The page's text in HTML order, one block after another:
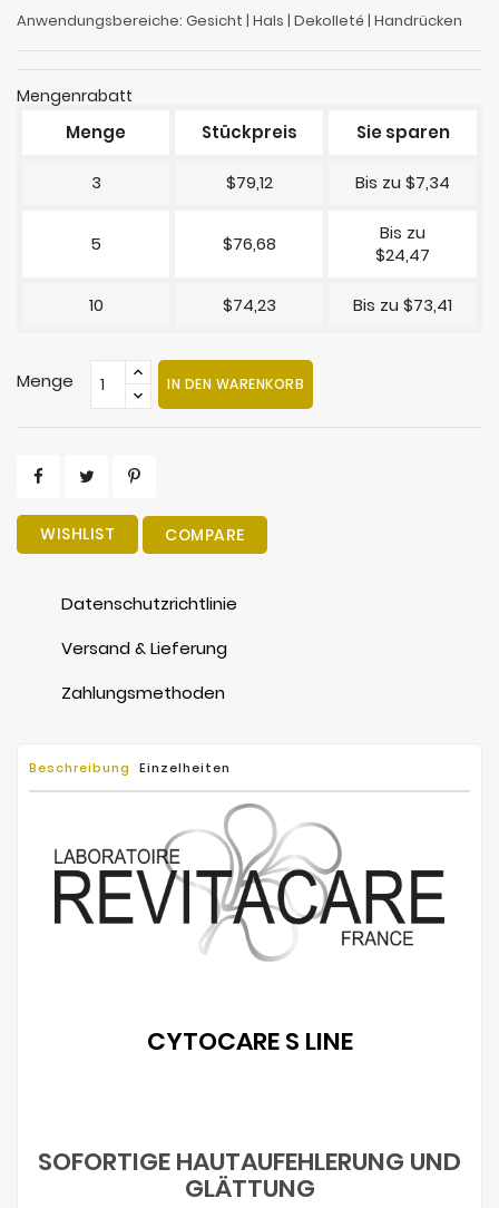
Anwendungsbereiche: Gesicht | Hals | Dekolleté | Handrücken
Mengenrabatt
Menge Stückpreis Sie sparen
3 $79,12 Bis zu $7,34
5 $76,68
Bis zu
$24,47
10 $74,23 Bis zu $73,41
Menge IN DEN WARENKORB
WISHLIST COMPARE
Datenschutzrichtlinie
Versand & Lieferung
Zahlungsmethoden
Beschreibung Einzelheiten
CYTOCARE S LINE
SOFORTIGE HAUTAUFEHLERUNG UND
GLÄTTUNG